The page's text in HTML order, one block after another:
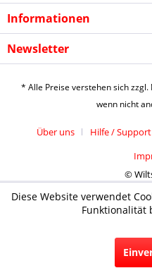
Mit * gekennzeichnete
Informationen
Newsletter
* Alle Preise verstehen sich
wenn nicht
Über uns Hilfe / Support
©
Diese Website verwendet
Funktionalität